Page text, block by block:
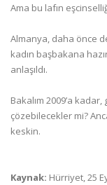
Ama bu lafın
Almanya, daha önce
kadın başbakana
anlaşıldı.
Bakalım 2009’a
çözebilecekler mi?
keskin.
Kaynak: Hürriyet, 25